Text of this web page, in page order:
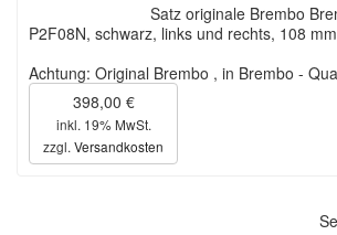
Satz originale Brembo
P2F08N, schwarz, links und rechts, 108 mm
Achtung: Original Brembo , in Brembo -
398,00 €
inkl. 19% MwSt.
zzgl. Versandkosten